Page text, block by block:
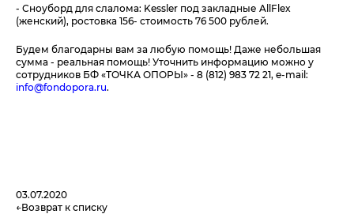
- Сноуборд для слалома: Kessler под закладные AllFlex
(женский), ростовка 156- стоимость 76 500 рублей.
Будем благодарны вам за любую помощь! Даже небольшая
сумма - реальная помощь! Уточнить информацию можно у
сотрудников БФ «ТОЧКА ОПОРЫ» - 8 (812) 983 72 21, e-mail:
info@fondopora.ru.
03.07.2020
Возврат к списку